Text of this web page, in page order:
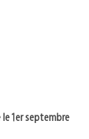
1er septembre